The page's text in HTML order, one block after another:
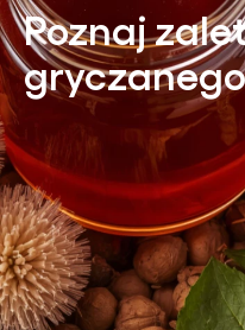
Poznaj
gryczanego